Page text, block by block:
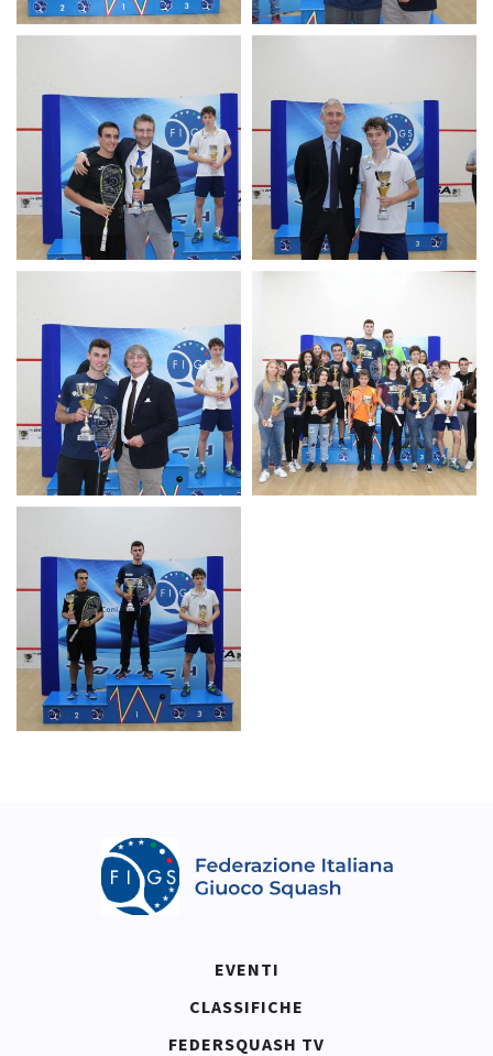
EVENTI
CLASSIFICHE
FEDERSQUASH TV